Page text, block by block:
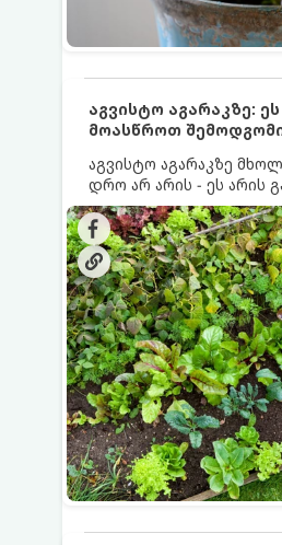
აგვისტო აგარაკზე:
მოასწროთ
აგვისტო აგარაკზე
დრო არ არის - ეს არის
როდესაც საფუძველი
მოსავალს და ბაღი
ზამთრის სეზონისთვის.
ნიადაგმა ენერგია
მცენარეებმა ზამთარს
ბოლომდე 5
უნდა მოასწროთ: